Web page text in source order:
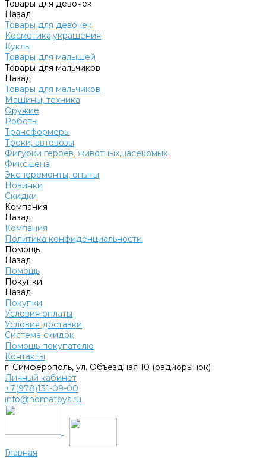
Товары для девочек
Назад
Товары для девочек
Косметика,украшения
Куклы
Товары для малышей
Товары для мальчиков
Назад
Товары для мальчиков
Машины, техника
Оружие
Роботы
Трансформеры
Треки, автовозы
Фигурки героев, животных,насекомых
Фикс.цена
Эксперементы, опыты
Новинки
Скидки
Компания
Назад
Компания
Политика конфиденциальности
Помощь
Назад
Помощь
Покупки
Назад
Покупки
Условия оплаты
Условия доставки
Система скидок
Помощь покупателю
Контакты
г. Симферополь, ул. Объездная 10 (радиорынок)
Личный кабинет
+7(978)131-09-00
info@homatoys.ru
Главная